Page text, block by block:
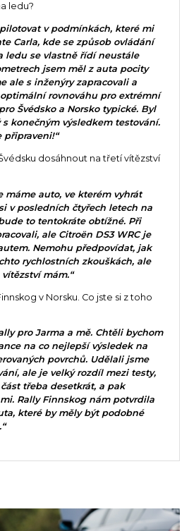
ledu?
v podmínkách, které mi
Carla, kde se způsob ovládání
ledu se vlastně řídí neustále
jsem měl z auta pocity
ale s inženýry zapracovali a
rovnováhu pro extrémní
Švédsko a Norsko typické. Byl
konečným výsledkem testování.
připraveni!“
dosáhnout na třetí vítězství
máme auto, ve kterém vyhrát
v posledních čtyřech letech na
to tentokráte obtížné. Při
ale Citroën DS3 WRC je
Nemohu předpovídat, jak
rychlostních zkouškách, ale
mám.“
v Norsku. Co jste si z toho
pro Jarma a mě. Chtěli bychom
na co nejlepší výsledek na
povrchů. Udělali jsme
ale je velký rozdíl mezi testy,
třeba desetkrát, a pak
Rally Finnskog nám potvrdila
které by měly být podobné